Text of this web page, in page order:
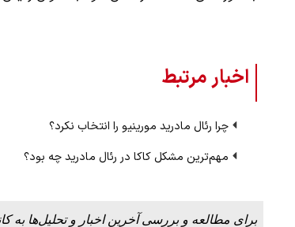
اخبار مرتبط
چرا رئال مادرید مورینیو را انتخاب نکرد؟
مهم‌ترین مشکل کاکا در رئال مادرید چه بود؟
برای مطالعه و بررسی آخرین اخبار و تحلیل‌ها به